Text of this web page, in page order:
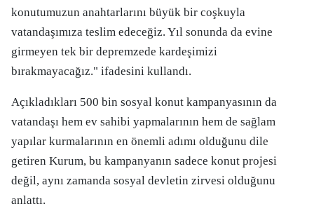
konutumuzun anahtarlarını büyük bir coşkuyla
vatandaşımıza teslim edeceğiz. Yıl sonunda da evine
girmeyen tek bir depremzede kardeşimizi
bırakmayacağız." ifadesini kullandı.
Açıkladıkları 500 bin sosyal konut kampanyasının da
vatandaşı hem ev sahibi yapmalarının hem de sağlam
yapılar kurmalarının en önemli adımı olduğunu dile
getiren Kurum, bu kampanyanın sadece konut projesi
değil, aynı zamanda sosyal devletin zirvesi olduğunu
anlattı.